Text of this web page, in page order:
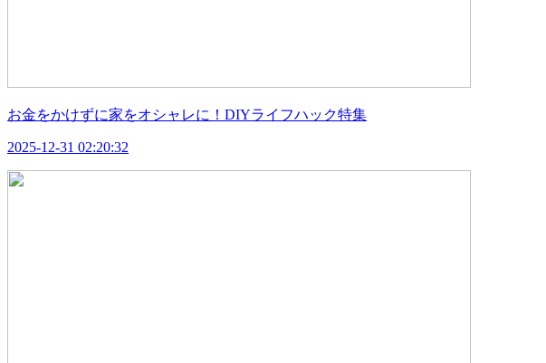
お金をかけずに家をオシャレに！DIYライフハック特集
2025-12-31 02:20:32